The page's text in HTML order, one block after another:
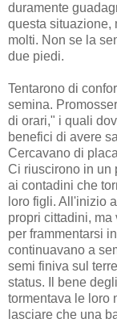
duramente
questa situazione,
molti. Non se la
due piedi.
Tentarono di
semina.
di orari," i quali
benefici di avere
Cercavano di
Ci riuscirono in un
ai contadini che
loro figli. All'inizio
propri cittadini,
per frammentarsi
continuavano a
semi finiva sul
status. Il bene
tormentava le loro
lasciare che una